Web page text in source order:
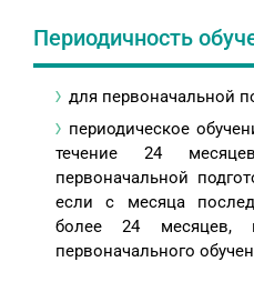
Периодичность
для первоначальной
периодическое
течение 24
первоначальной
если с месяца
более 24 месяцев,
первоначального